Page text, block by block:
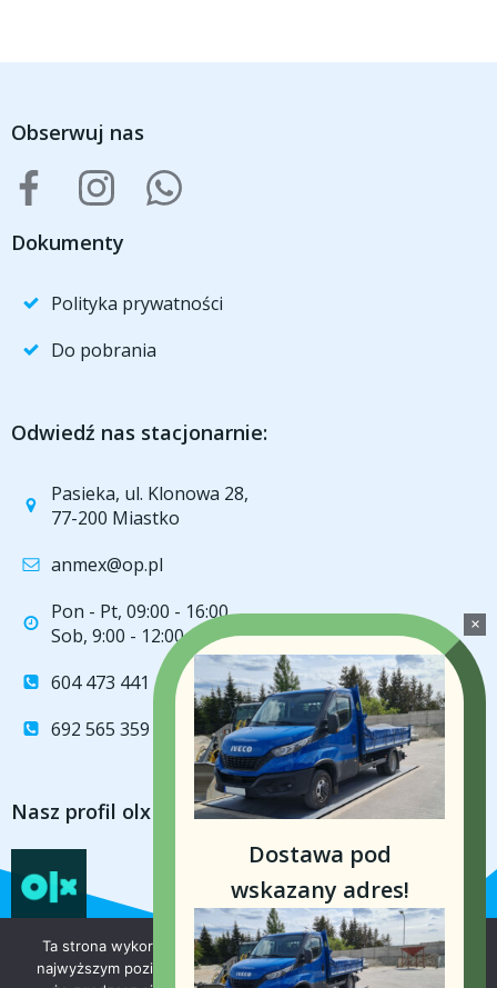
Obserwuj nas
Dokumenty
Polityka prywatności
Do pobrania
Odwiedź nas stacjonarnie:
Pasieka, ul. Klonowa 28,
77-200 Miastko
anmex@op.pl
Pon - Pt, 09:00 - 16:00
Sob, 9:00 - 12:00
604 473 441
692 565 359
Nasz profil olx
Dostawa pod
wskazany adres!
Ta strona wykorzystuje pliki cookie aby świadczyć usługi na
najwyższym poziomie. Dalsze korzystanie ze strony oznacza,